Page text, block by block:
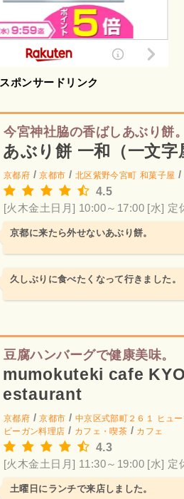
スポンサードリンク
今宮神社脇の香ばしあぶり餅。
あぶり餅 一和（一文字
京都府 /京都市 / 北区紫野今宮町 和菓子屋 /
4.5
[火木金土日月] 10:00～17:00 [水] 定
京都に来たら外せないあぶり餅。
久しぶりに食べたくなって行きました。
豆腐ハンバーグで健康美味。
mumokuteki cafe
estaurant
京都府 /京都市 / 中京区式部町２６１ ヒュ
ビーガン料理店 / カフェ・喫茶 / カフェ
4.3
[火木金土日月] 11:30～19:00 [水] 定
土曜日にランチで来店しました。